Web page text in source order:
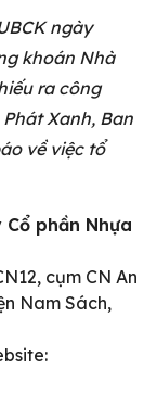
ngày
khoán Nhà
ra công
Xanh, Ban
về việc tổ
Cổ phần Nhựa
cụm CN An
Nam Sách,